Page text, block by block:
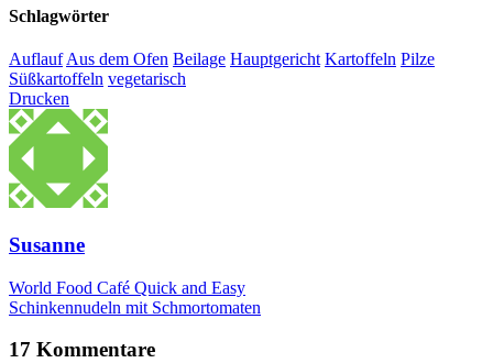
Schlagwörter
Auflauf Aus dem Ofen Beilage Hauptgericht Kartoffeln Pilze
Süßkartoffeln vegetarisch
Drucken
Susanne
World Food Café Quick and Easy
Schinkennudeln mit Schmortomaten
17 Kommentare